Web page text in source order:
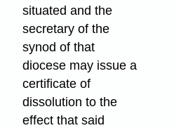
situated and the
secretary of the
synod of that
diocese may issue a
certificate of
dissolution to the
effect that said